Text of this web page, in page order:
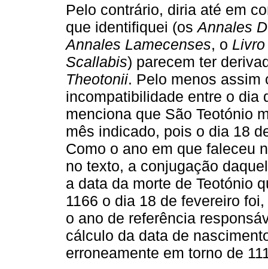
Pelo contrário, diria até em
que identifiquei (osAnnales
Annales Lamecenses, o
Scallabis) parecem ter
Theotonii. Pelo menos assim
incompatibilidade entre o dia
menciona que São Teotónio
mês indicado, pois o dia 18
Como o ano em que faleceu
no texto, a conjugação
a data da morte de Teotónio
1166 o dia 18 de fevereiro
o ano de referência
cálculo da data de
erroneamente em torno de